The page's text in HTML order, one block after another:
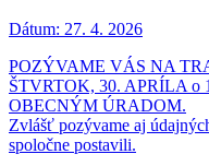
Dátum: 27. 4. 2026
POZÝVAME VÁS NA
ŠTVRTOK, 30. APRÍLA o
OBECNÝM ÚRADOM.
Zvlášť pozývame aj
spoločne postavili.